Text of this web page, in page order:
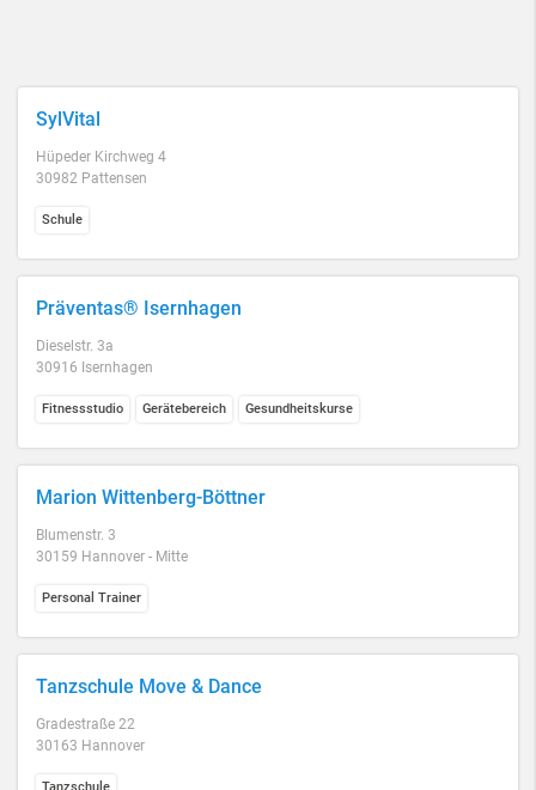
SylVital
Hüpeder Kirchweg 4
30982 Pattensen
Schule
Präventas® Isernhagen
Dieselstr. 3a
30916 Isernhagen
Fitnessstudio Gerätebereich Gesundheitskurse
Marion Wittenberg-Böttner
Blumenstr. 3
30159 Hannover - Mitte
Personal Trainer
Tanzschule Move & Dance
Gradestraße 22
30163 Hannover